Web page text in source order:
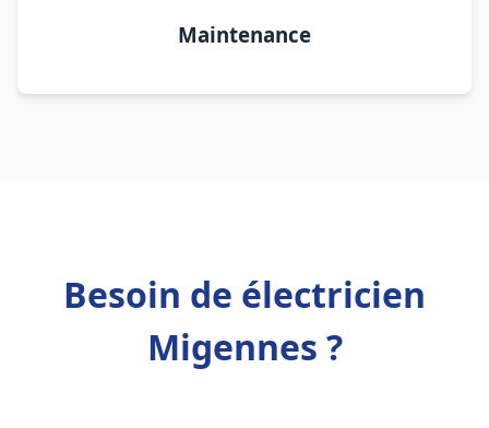
Maintenance
Besoin de électricien
Migennes ?